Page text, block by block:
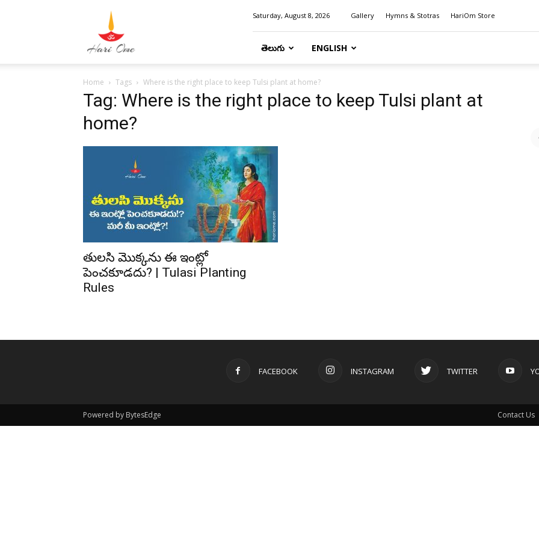
Saturday, August 8, 2026 Gallery Hymns & Stotras HariOm Store
తెలుగు ENGLISH
Home Tags Where is the right place to keep Tulsi plant at home?
Tag: Where is the right place to keep Tulsi plant at
home?
తులసి మొక్కను ఈ ఇంట్లో
పెంచకూడదు? | Tulasi Planting
Rules
FACEBOOK INSTAGRAM TWITTER
Contact Us
Powered by BytesEdge